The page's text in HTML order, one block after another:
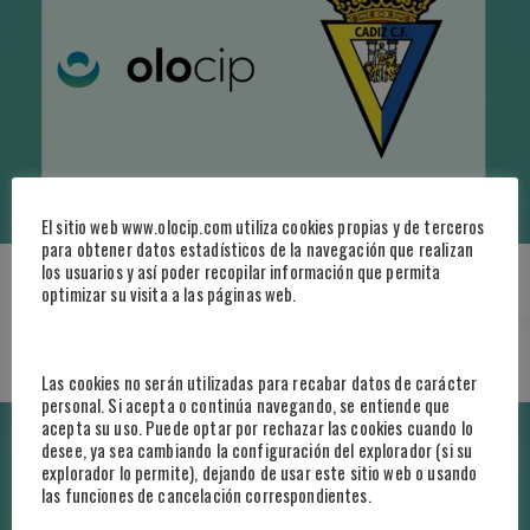
Cádiz CF partners with Olocip to integrate AI into its sports direction
El sitio web www.olocip.com utiliza cookies propias y de terceros
para obtener datos estadísticos de la navegación que realizan
los usuarios y así poder recopilar información que permita
optimizar su visita a las páginas web.
Las cookies no serán utilizadas para recabar datos de carácter
personal. Si acepta o continúa navegando, se entiende que
acepta su uso. Puede optar por rechazar las cookies cuando lo
desee, ya sea cambiando la configuración del explorador (si su
explorador lo permite), dejando de usar este sitio web o usando
las funciones de cancelación correspondientes.